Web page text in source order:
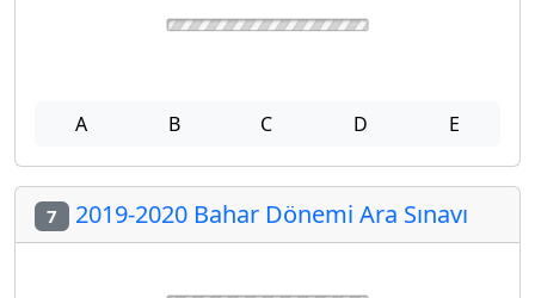
A B C D E
7 2019-2020 Bahar Dönemi Ara Sınavı